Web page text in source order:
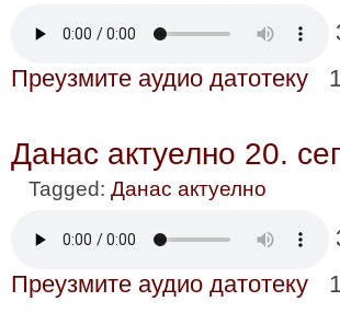
Преузмите аудио датотеку
Данас актуелно 20.
Tagged: Данас актуелно
Преузмите аудио датотеку